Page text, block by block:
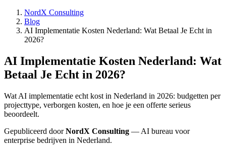
NordX Consulting
Blog
AI Implementatie Kosten Nederland: Wat Betaal Je Echt in
2026?
AI Implementatie Kosten Nederland: Wat
Betaal Je Echt in 2026?
Wat AI implementatie echt kost in Nederland in 2026: budgetten per
projecttype, verborgen kosten, en hoe je een offerte serieus
beoordeelt.
Gepubliceerd doorNordX Consulting — AI bureau voor
enterprise bedrijven in Nederland.